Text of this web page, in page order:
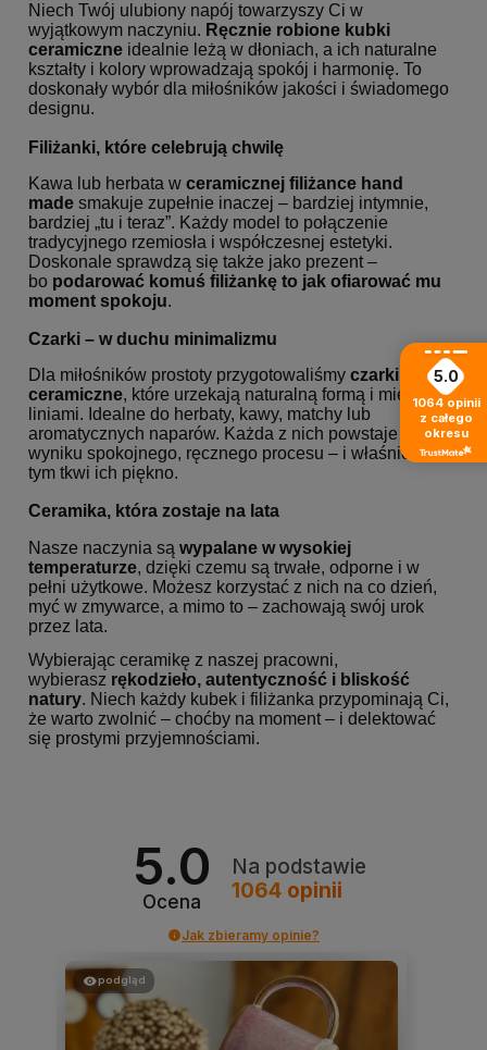
Niech Twój ulubiony napój towarzyszy Ci w
wyjątkowym naczyniu. Ręcznie robione kubki
ceramiczne idealnie leżą w dłoniach, a ich naturalne
kształty i kolory wprowadzają spokój i harmonię. To
doskonały wybór dla miłośników jakości i świadomego
designu.
Filiżanki, które celebrują chwilę
Kawa lub herbata w ceramicznej filiżance hand
made smakuje zupełnie inaczej – bardziej intymnie,
bardziej „tu i teraz”. Każdy model to połączenie
tradycyjnego rzemiosła i współczesnej estetyki.
Doskonale sprawdzą się także jako prezent –
bo podarować komuś filiżankę to jak ofiarować mu
moment spokoju.
Czarki – w duchu minimalizmu
Dla miłośników prostoty przygotowaliśmy czarki
ceramiczne, które urzekają naturalną formą i miękkimi
liniami. Idealne do herbaty, kawy, matchy lub
aromatycznych naparów. Każda z nich powstaje w
wyniku spokojnego, ręcznego procesu – i właśnie w
tym tkwi ich piękno.
Ceramika, która zostaje na lata
Nasze naczynia są wypalane w wysokiej
temperaturze, dzięki czemu są trwałe, odporne i w
pełni użytkowe. Możesz korzystać z nich na co dzień,
myć w zmywarce, a mimo to – zachowają swój urok
przez lata.
Wybierając ceramikę z naszej pracowni,
wybierasz rękodzieło, autentyczność i bliskość
natury. Niech każdy kubek i filiżanka przypominają Ci,
że warto zwolnić – choćby na moment – i delektować
się prostymi przyjemnościami.
5.0
Ocena
Na podstawie
1064opinii
Jak zbieramy opinie?
podgląd
5.0
1064 opinii
z całego
okresu